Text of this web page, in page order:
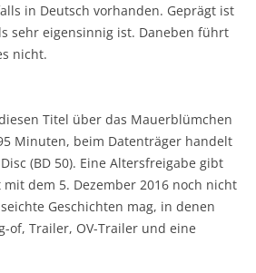
in Deutsch vorhanden. Geprägt ist
sehr eigensinnig ist. Daneben führt
nicht.
Titel über das Mauerblümchen
Minuten, beim Datenträger handelt
(BD 50). Eine Altersfreigabe gibt
dem 5. Dezember 2016 noch nicht
Geschichten mag, in denen
of, Trailer, OV-Trailer und eine